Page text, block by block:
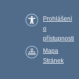
Prohlášení
o
přístupnosti
Mapa
Stránek